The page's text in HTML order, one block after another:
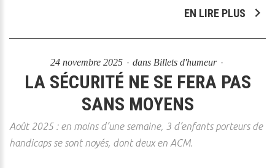
EN LIRE PLUS
24 novembre 2025 dans Billets d'humeur
LA SÉCURITÉ NE SE FERA PAS
SANS MOYENS
Août 2025 : en moins d’une semaine, 3 d’enfants porteurs de
handicaps se sont noyés, dont deux en ACM.